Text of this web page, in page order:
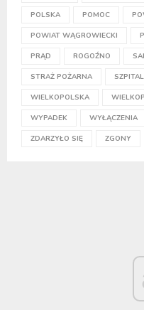
POLSKA POMOC
POWIAT WĄGROWIECKI
PRĄD ROGOŹNO
STRAŻ POŻARNA SZPITAL
WIELKOPOLSKA
WYPADEK WYŁĄCZENIA
ZDARZYŁO SIĘ ZGONY